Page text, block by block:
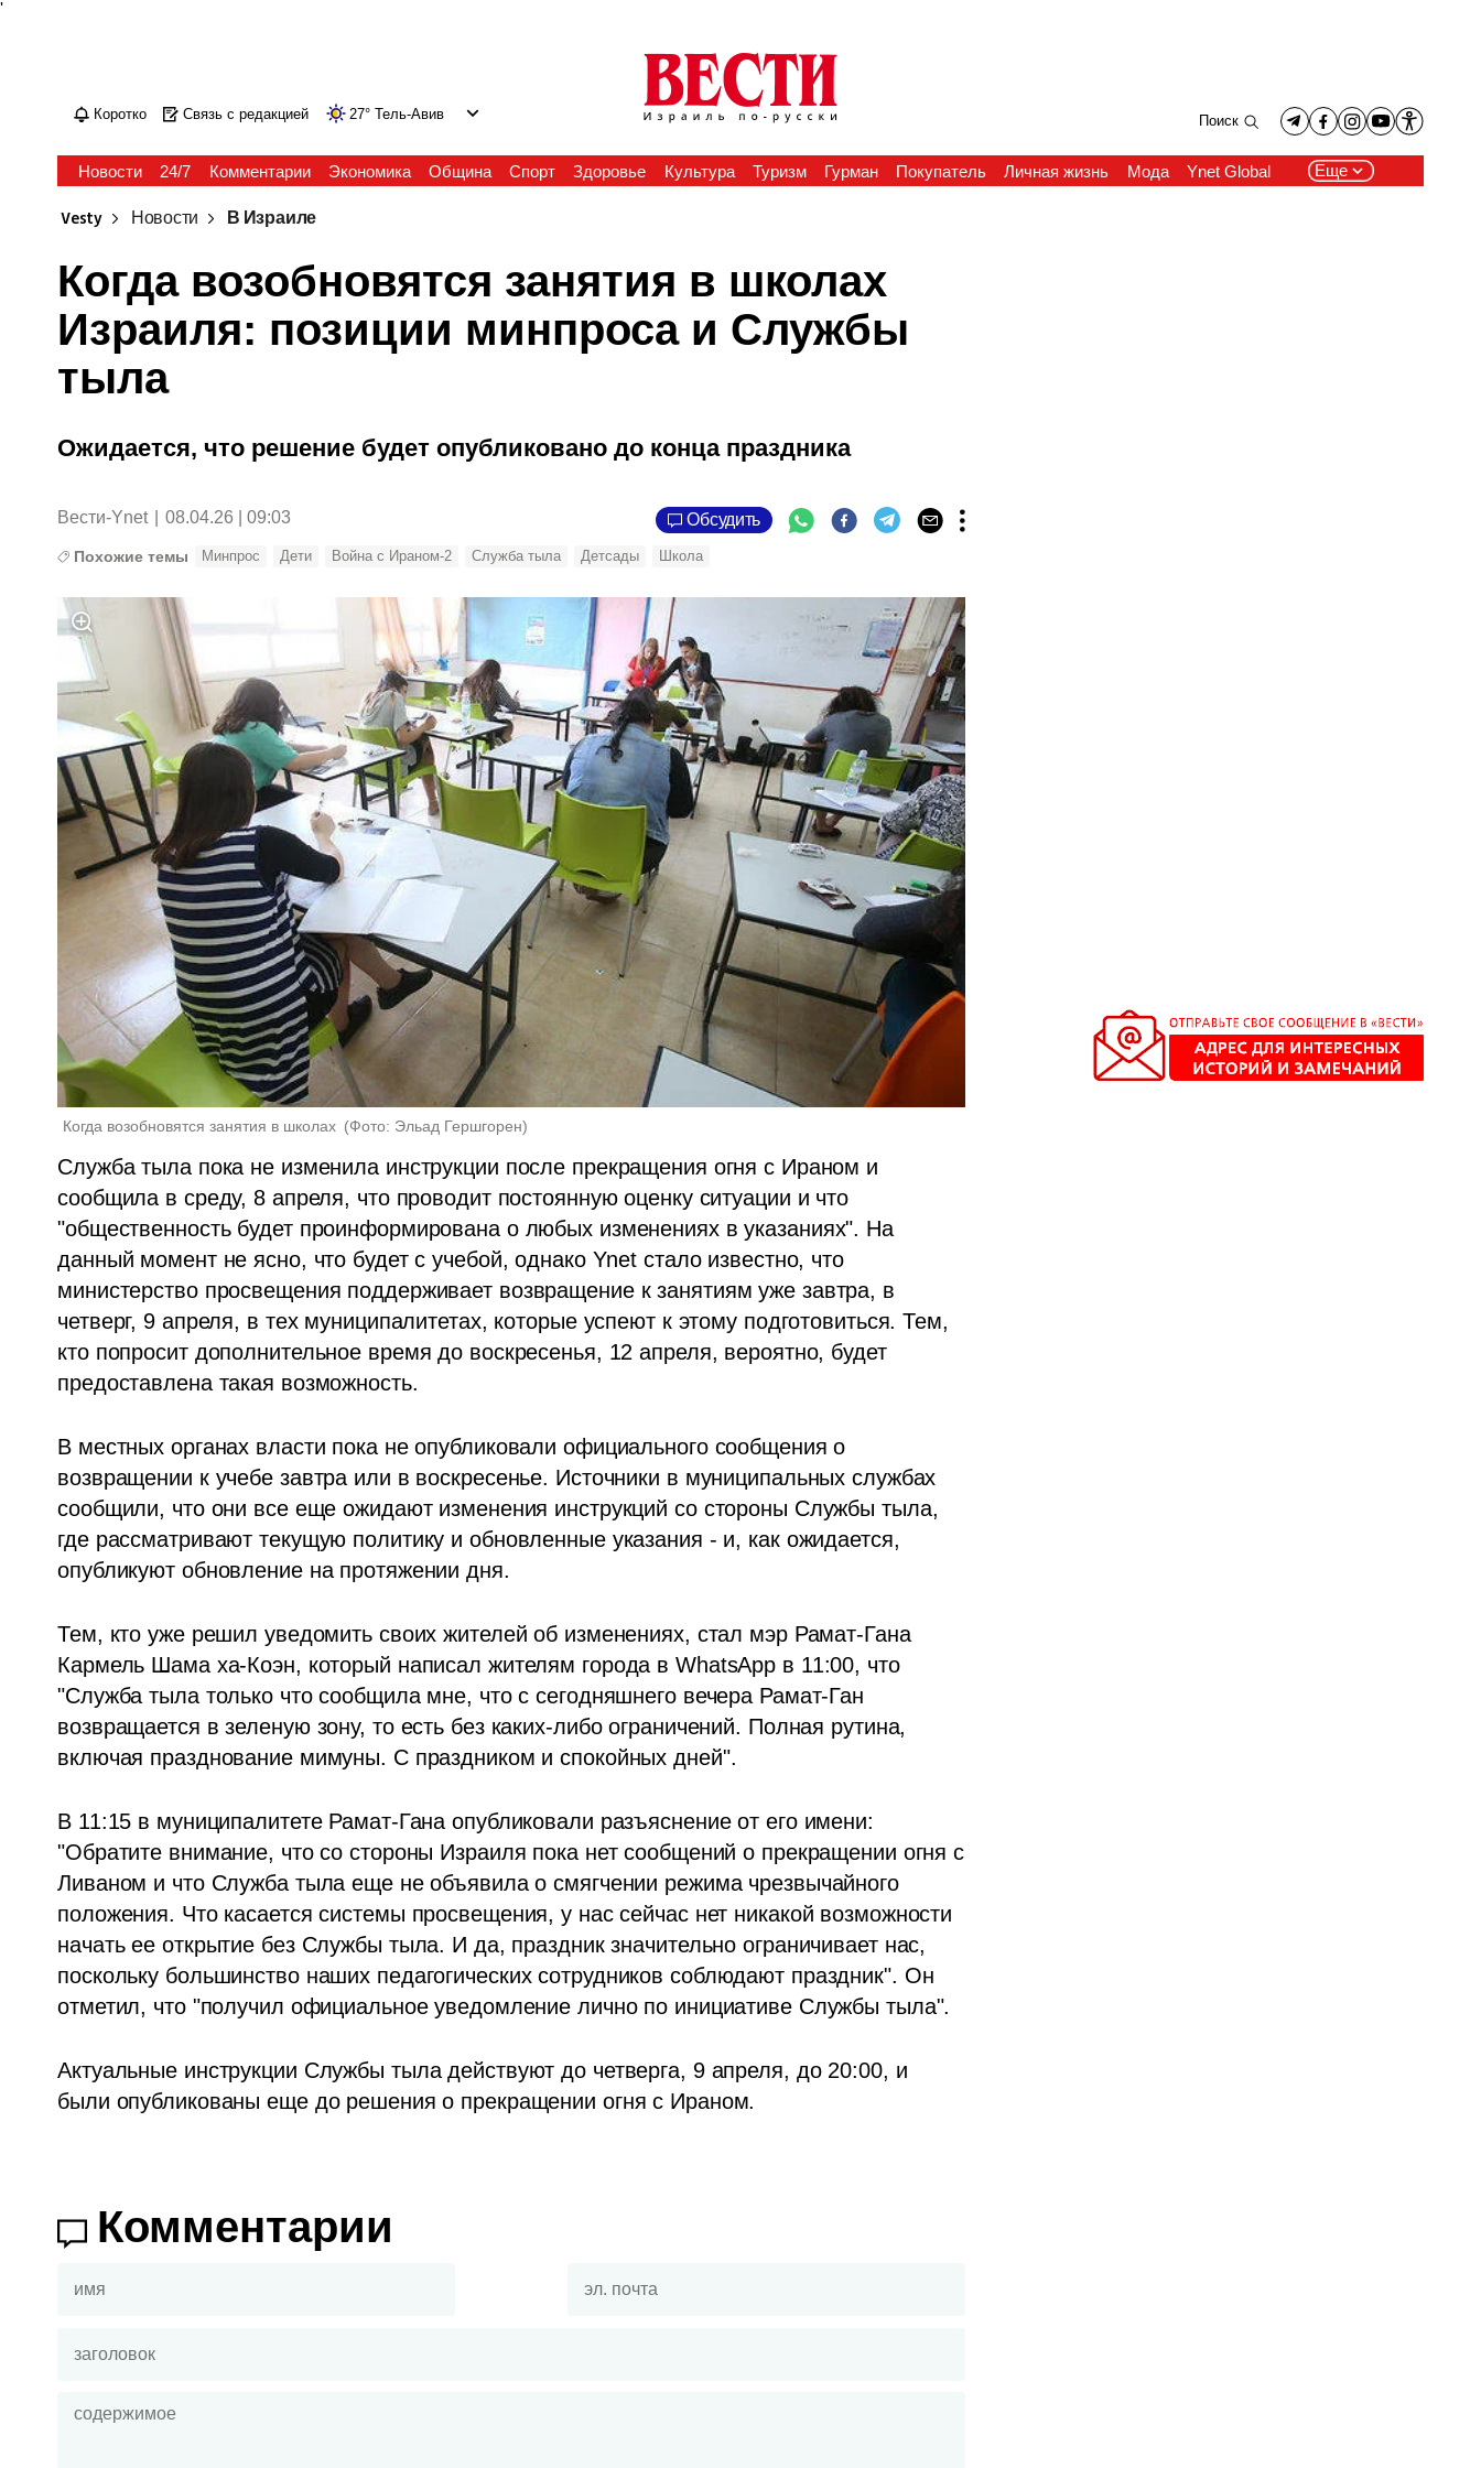
'
Коротко Связь с редакцией 27° Тель-Авив Поиск
Новости 24/7 Комментарии Экономика Община Спорт Здоровье Культура Туризм Гурман Покупатель Личная жизнь Мода Ynet Global Еще
Vesty Новости В Израиле
Когда возобновятся занятия в школах
Израиля: позиции минпроса и Службы
тыла
Ожидается, что решение будет опубликовано до конца праздника
Вести-Ynet 08.04.26 | 09:03 Обсудить
Похожие темы Минпрос Дети Война с Ираном-2 Служба тыла Детсады Школа
Когда возобновятся занятия в школах (Фото: Эльад Гершгорен)
Служба тыла пока не изменила инструкции после прекращения огня с Ираном и
сообщила в среду, 8 апреля, что проводит постоянную оценку ситуации и что
"общественность будет проинформирована о любых изменениях в указаниях". На
данный момент не ясно, что будет с учебой, однако Ynet стало известно, что
министерство просвещения поддерживает возвращение к занятиям уже завтра, в
четверг, 9 апреля, в тех муниципалитетах, которые успеют к этому подготовиться. Тем,
кто попросит дополнительное время до воскресенья, 12 апреля, вероятно, будет
предоставлена такая возможность.
В местных органах власти пока не опубликовали официального сообщения о
возвращении к учебе завтра или в воскресенье. Источники в муниципальных службах
сообщили, что они все еще ожидают изменения инструкций со стороны Службы тыла,
где рассматривают текущую политику и обновленные указания - и, как ожидается,
опубликуют обновление на протяжении дня.
Тем, кто уже решил уведомить своих жителей об изменениях, стал мэр Рамат-Гана
Кармель Шама ха-Коэн, который написал жителям города в WhatsApp в 11:00, что
"Служба тыла только что сообщила мне, что с сегодняшнего вечера Рамат-Ган
возвращается в зеленую зону, то есть без каких-либо ограничений. Полная рутина,
включая празднование мимуны. С праздником и спокойных дней".
В 11:15 в муниципалитете Рамат-Гана опубликовали разъяснение от его имени:
"Обратите внимание, что со стороны Израиля пока нет сообщений о прекращении огня с
Ливаном и что Служба тыла еще не объявила о смягчении режима чрезвычайного
положения. Что касается системы просвещения, у нас сейчас нет никакой возможности
начать ее открытие без Службы тыла. И да, праздник значительно ограничивает нас,
поскольку большинство наших педагогических сотрудников соблюдают праздник". Он
отметил, что "получил официальное уведомление лично по инициативе Службы тыла".
Актуальные инструкции Службы тыла действуют до четверга, 9 апреля, до 20:00, и
были опубликованы еще до решения о прекращении огня с Ираном.
Комментарии